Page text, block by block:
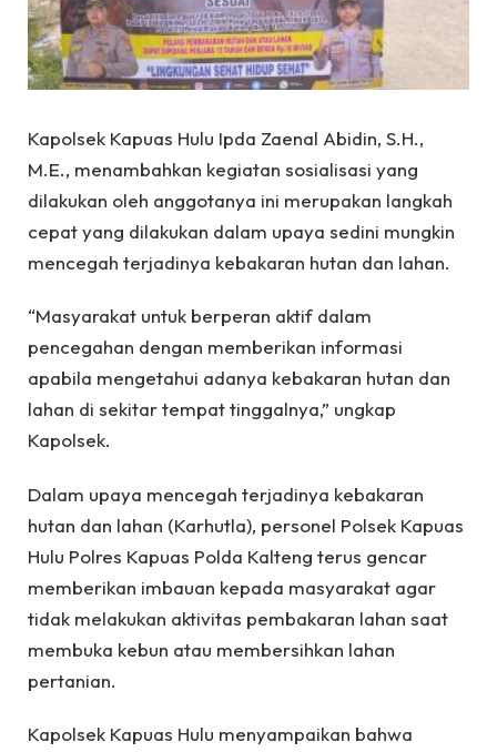
Kapolsek Kapuas Hulu Ipda Zaenal Abidin, S.H.,
M.E., menambahkan kegiatan sosialisasi yang
dilakukan oleh anggotanya ini merupakan langkah
cepat yang dilakukan dalam upaya sedini mungkin
mencegah terjadinya kebakaran hutan dan lahan.
“Masyarakat untuk berperan aktif dalam
pencegahan dengan memberikan informasi
apabila mengetahui adanya kebakaran hutan dan
lahan di sekitar tempat tinggalnya,” ungkap
Kapolsek.
Dalam upaya mencegah terjadinya kebakaran
hutan dan lahan (Karhutla), personel Polsek Kapuas
Hulu Polres Kapuas Polda Kalteng terus gencar
memberikan imbauan kepada masyarakat agar
tidak melakukan aktivitas pembakaran lahan saat
membuka kebun atau membersihkan lahan
pertanian.
Kapolsek Kapuas Hulu menyampaikan bahwa